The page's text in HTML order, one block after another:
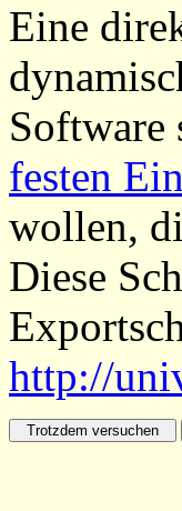
Eine
Software
festen
wollen,
Diese
http://